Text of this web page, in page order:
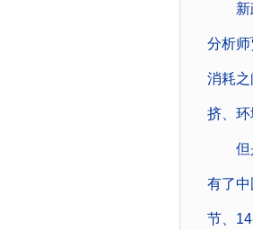
新政
分析
消耗
挤、
但是
有了
节、